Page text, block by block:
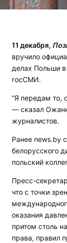
11 декабря,
вручило
делах Польши
госСМИ.
“Я передам то,
— сказал
журналистов.
Ранее news.by
белорусского
польский
Пресс-
что с точки
оказания
притом столь
права, правил